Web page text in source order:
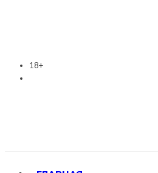
18+